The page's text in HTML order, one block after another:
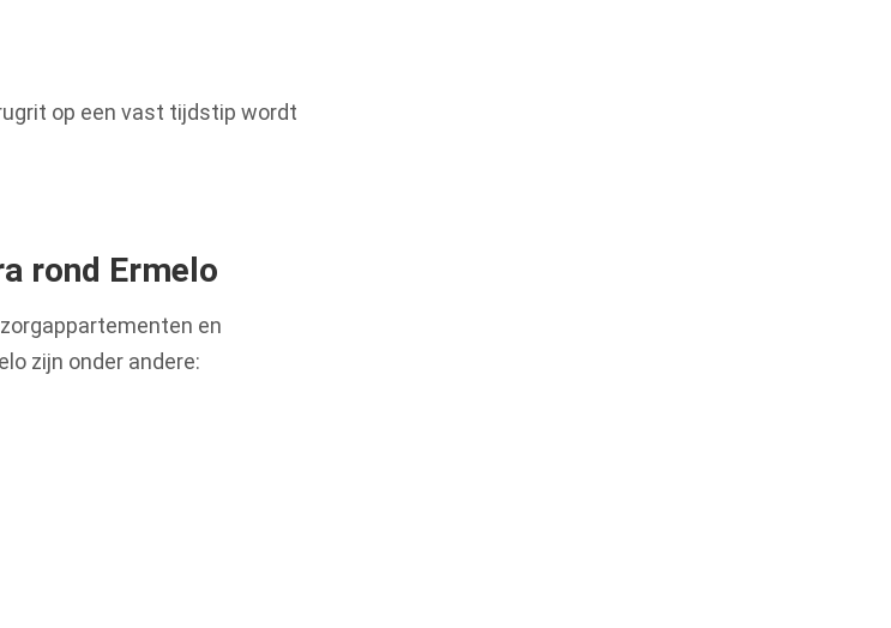
op een vast tijdstip wordt
rond Ermelo
en
zijn onder andere: